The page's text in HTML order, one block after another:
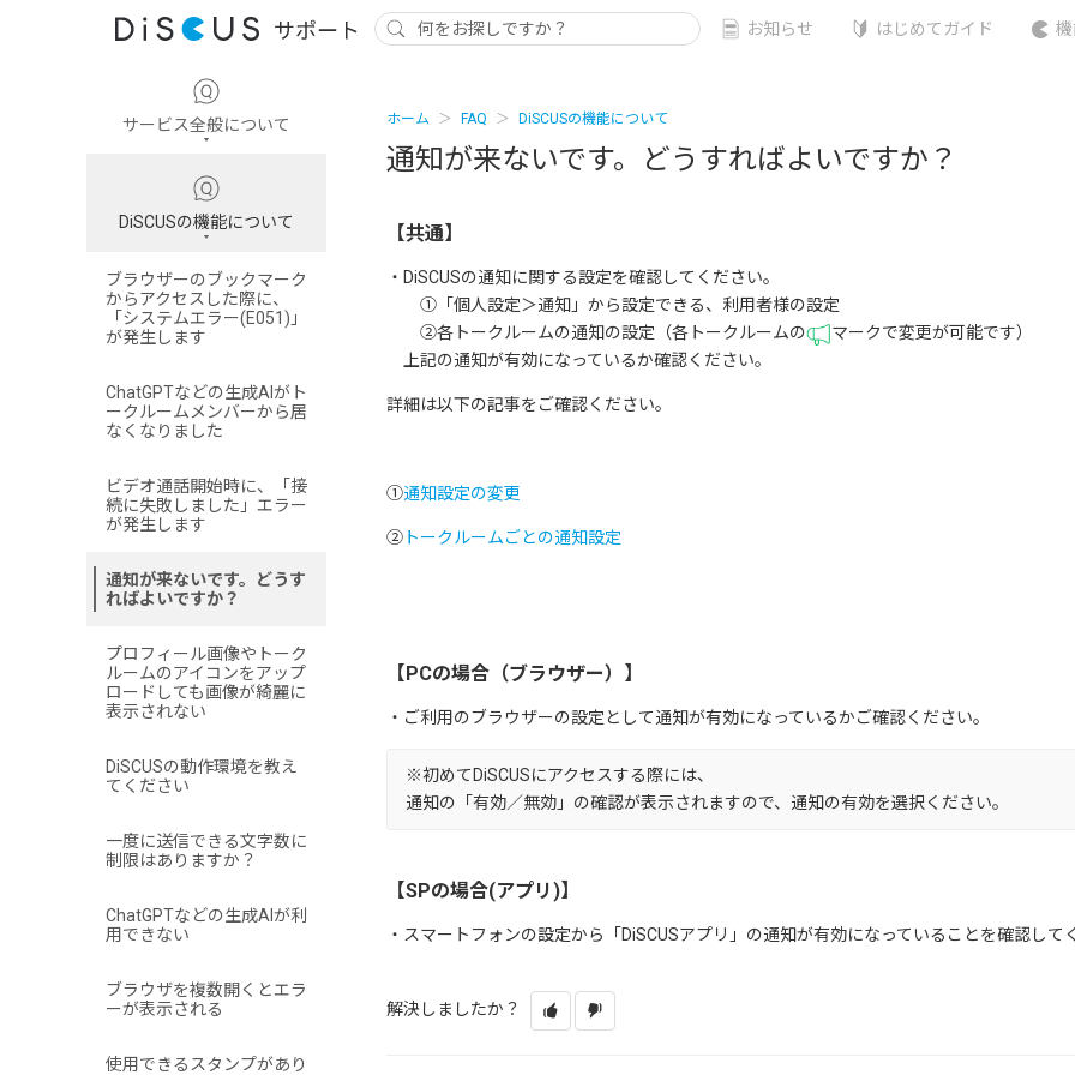
お知らせ はじめてガイド
サービス全般について
DiSCUSの機能について
ブラウザーのブックマーク
からアクセスした際に、
「システムエラー(E051)」
が発生します
ChatGPTなどの生成AIがト
ークルームメンバーから居
なくなりました
ビデオ通話開始時に、「接
続に失敗しました」エラー
が発生します
通知が来ないです。どうす
ればよいですか？
プロフィール画像やトーク
ルームのアイコンをアップ
ロードしても画像が綺麗に
表示されない
DiSCUSの動作環境を教え
てください
一度に送信できる文字数に
制限はありますか？
ChatGPTなどの生成AIが利
用できない
ブラウザを複数開くとエラ
ーが表示される
使用できるスタンプがあり
ホーム FAQ DiSCUSの機能について
通知が来ないです。どうすればよいですか？
【共通】
・DiSCUSの通知に関する設定を確認してください。
①「個人設定＞通知」から設定できる、利用者様の設定
②各トークルームの通知の設定（各トークルームの
マークで変更が可能です）
上記の通知が有効になっているか確認ください。
詳細は以下の記事をご確認ください。
①通知設定の変更
② トークルームごとの通知設定
【PCの場合（ブラウザー）】
・ご利用のブラウザーの設定として通知が有効になっているかご確認ください。
※初めてDiSCUSにアクセスする際には、
通知の「有効／無効」の確認が表示されますので、通知の有効を選択ください。
【SPの場合(アプリ)】
・スマートフォンの設定から「DiSCUSアプリ」の通知が有効になっていることを確認して
解決しましたか？